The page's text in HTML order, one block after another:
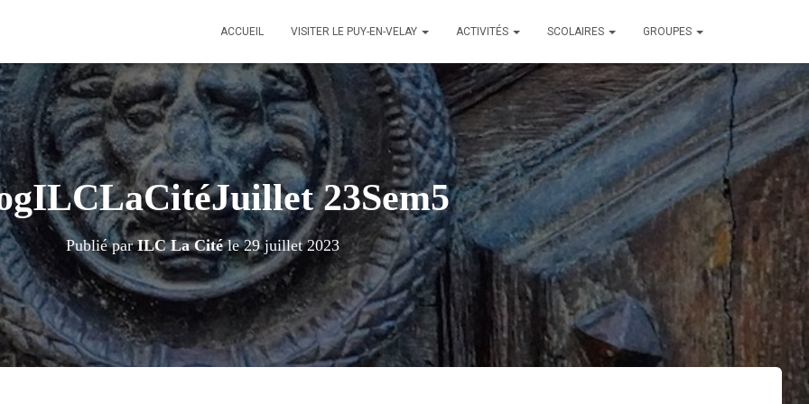
ACCUEIL VISITER LE PUY-EN-VELAY ACTIVITÉS SCOLAIRES GROUPES
23Sem5
Publié parILC La Citéle29 juillet 2023